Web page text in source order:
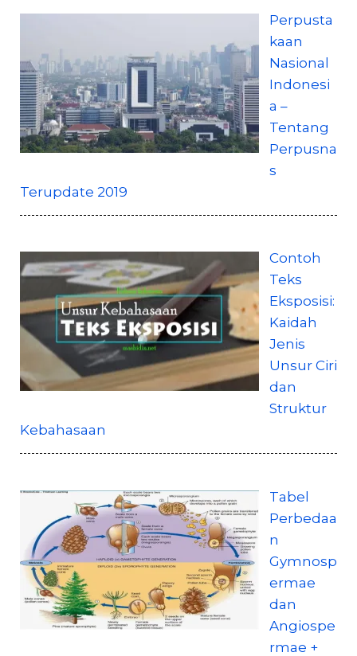
Perpusta
kaan
Nasional
Indonesi
a –
Tentang
Perpusna
s
Terupdate 2019
Contoh
Teks
Eksposisi:
Kaidah
Jenis
Unsur Ciri
dan
Struktur
Kebahasaan
Tabel
Perbedaa
n
Gymnosp
ermae
dan
Angiospe
rmae +